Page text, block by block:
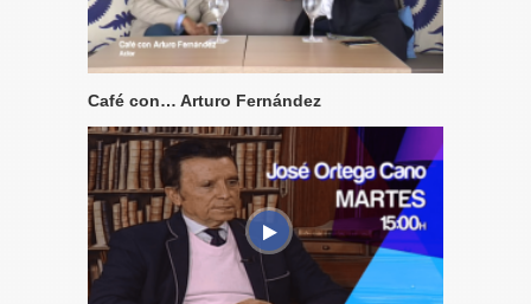
Café con… Arturo Fernández